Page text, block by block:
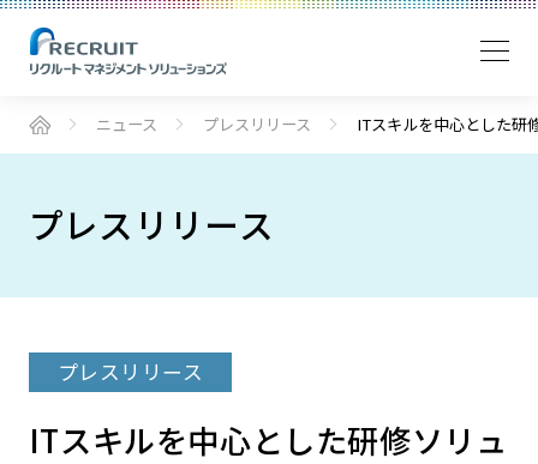
ニュース プレスリリース ITスキルを中心とした研
プレスリリース
プレスリリース
ITスキルを中心とした研修ソリュ